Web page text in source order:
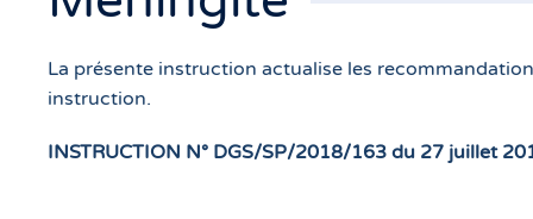
La présente instruction actualise les
instruction.
INSTRUCTION N° DGS/SP/2018/163 du 27 juillet